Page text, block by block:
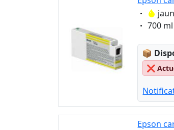
700 ml
📦
❌
Epson